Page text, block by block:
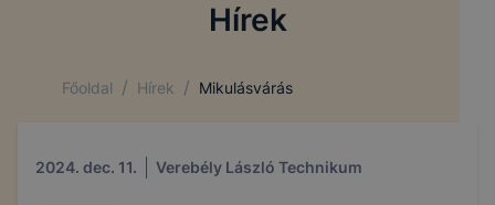
Hírek
Főoldal / Hírek / Mikulásvárás
2024. dec. 11. Verebély László Technikum